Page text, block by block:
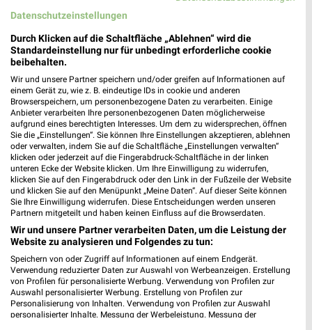
Heute 09:00 - 12:00 Uhr |
149,77 km • Angebote: 1 Prospekt
EURONICS Drewes Demmin
Baumannstr. 1
17109 Demmin
Heute 09:00 - 12:00 Uhr | Geschlossen
156,24 km • Angebote: 1 Prospekt
EURONICS Nehls Gransee
Rudolf-Breitscheid-Str. 49
16775 Gransee
Heute 09:00 - 12:00 Uhr | Geschlossen
56,73 km • Angebote: 1 Prospekt
EP:Pagel Teterow
Datenschutzeinstellungen
Durch Klicken auf die Schaltfläche „Ablehnen“ wird die
Standardeinstellung nur für unbedingt erforderliche cookie
beibehalten.
Wir und unsere Partner speichern und/oder greifen auf Informationen auf
einem Gerät zu, wie z. B. eindeutige IDs in cookie und anderen
Browserspeichern, um personenbezogene Daten zu verarbeiten. Einige
Anbieter verarbeiten Ihre personenbezogenen Daten möglicherweise
aufgrund eines berechtigten Interesses. Um dem zu widersprechen, öffnen
Sie die „Einstellungen“. Sie können Ihre Einstellungen akzeptieren, ablehnen
oder verwalten, indem Sie auf die Schaltfläche „Einstellungen verwalten“
klicken oder jederzeit auf die Fingerabdruck-Schaltfläche in der linken
unteren Ecke der Website klicken. Um Ihre Einwilligung zu widerrufen,
klicken Sie auf den Fingerabdruck oder den Link in der Fußzeile der Website
und klicken Sie auf den Menüpunkt „Meine Daten“. Auf dieser Seite können
Sie Ihre Einwilligung widerrufen. Diese Entscheidungen werden unseren
Partnern mitgeteilt und haben keinen Einfluss auf die Browserdaten.
Wir und unsere Partner verarbeiten Daten, um die Leistung der
Website zu analysieren und Folgendes zu tun:
Speichern von oder Zugriff auf Informationen auf einem Endgerät.
Verwendung reduzierter Daten zur Auswahl von Werbeanzeigen. Erstellung
von Profilen für personalisierte Werbung. Verwendung von Profilen zur
Auswahl personalisierter Werbung. Erstellung von Profilen zur
Personalisierung von Inhalten. Verwendung von Profilen zur Auswahl
personalisierter Inhalte. Messung der Werbeleistung. Messung der